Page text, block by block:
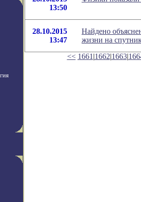
13:50
28.10.2015
13:47
Найдено
жизни на
<< 1661 |1662|1663|